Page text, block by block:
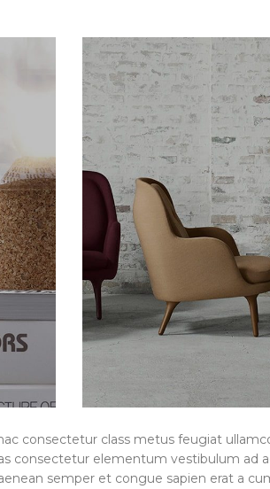
consectetur class metus feugiat
consectetur elementum vestibulum ad
semper et congue sapien erat a